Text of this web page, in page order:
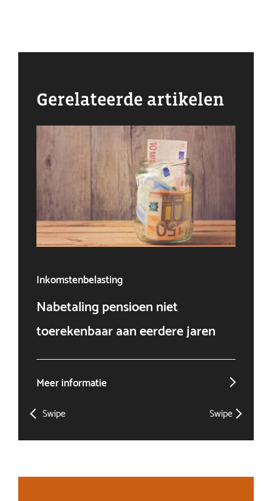
Gerelateerde artikelen
Inkomstenbelasting
Nabetaling pensioen niet
toerekenbaar aan eerdere jaren
Meer informatie
Swipe Swipe